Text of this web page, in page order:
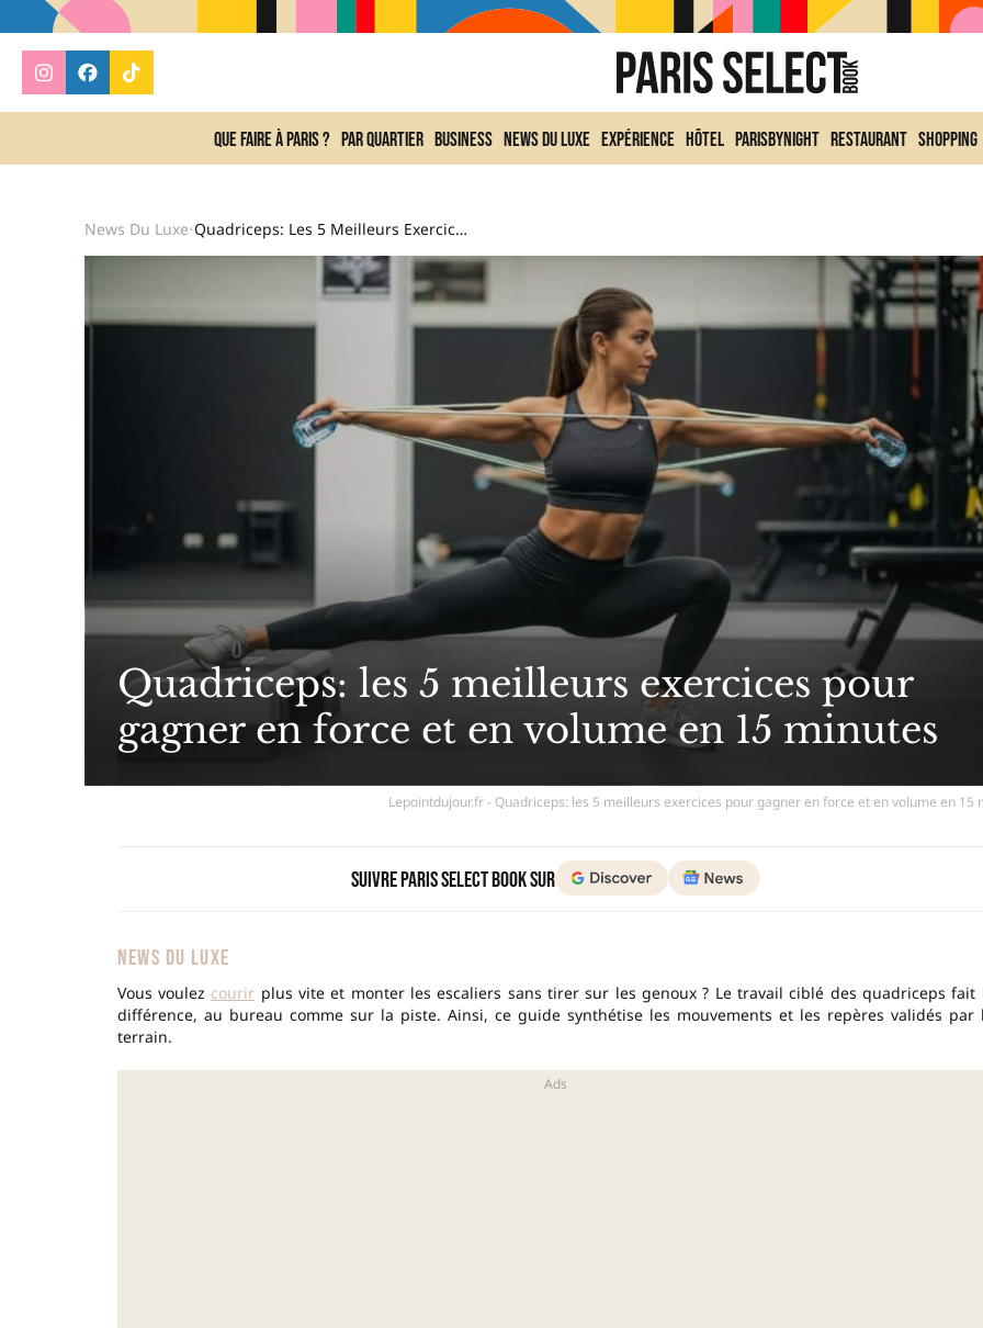
Que faire à Paris ? Par quartier Business News du Luxe Expérience Hôtel ParisByNight Restaurant Shopping
News Du Luxe• Quadriceps: Les 5 Meilleurs Exercices Pour Gagner En Force Et En Volume En 15 Minutes
Quadriceps: les 5 meilleurs exercices pour
gagner en force et en volume en 15 minutes
Lepointdujour.fr - Quadriceps: les 5 meilleurs exercices pour gagner en force et en volume en 15
Suivre Paris Select Book sur
NEWS DU LUXE
Vous voulez courir plus vite et monter les escaliers sans tirer sur les genoux ? Le travail ciblé des quadriceps fait
différence, au bureau comme sur la piste. Ainsi, ce guide synthétise les mouvements et les repères validés par
terrain.